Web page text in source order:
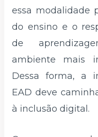
essa modalidade
do ensino e o
de
ambiente mais
Dessa forma, a
EAD deve
à inclusão digital.